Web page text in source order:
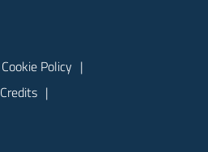
Cookie Policy
Credits